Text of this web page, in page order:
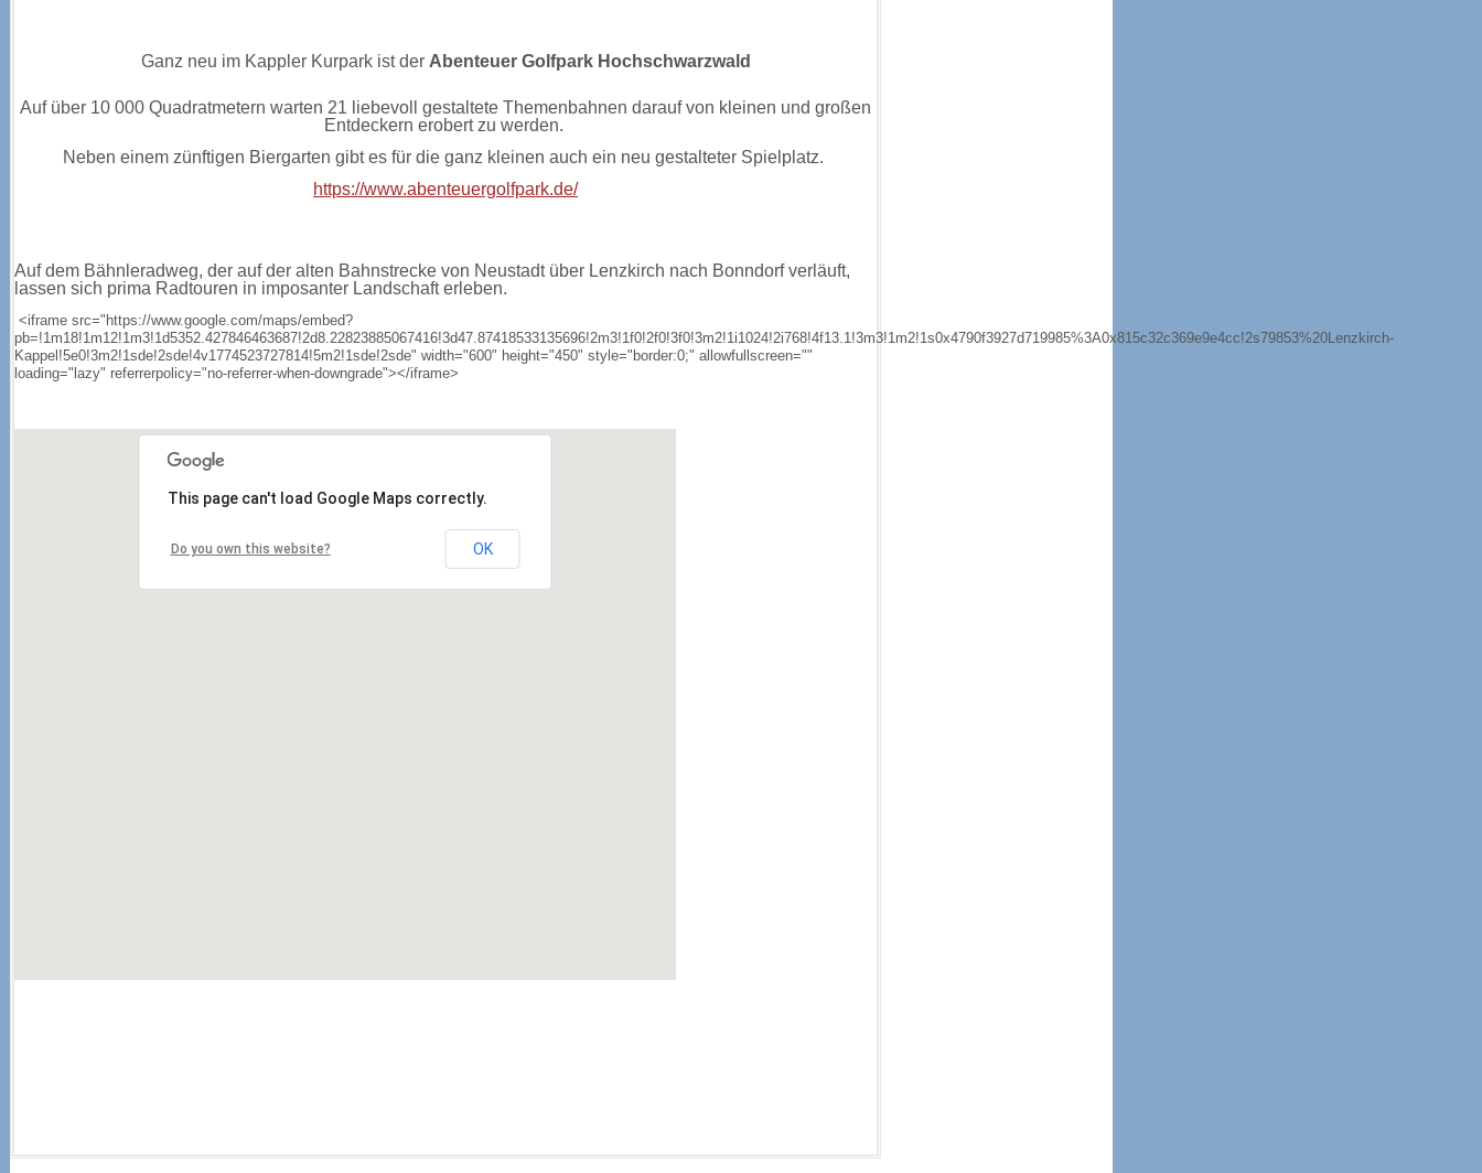
Ganz neu im Kappler Kurpark ist der Abenteuer Golfpark Hochschwarzwald
Auf über 10 000 Quadratmetern warten 21 liebevoll gestaltete Themenbahnen darauf von kleinen und großen
Entdeckern erobert zu werden.
Neben einem zünftigen Biergarten gibt es für die ganz kleinen auch ein neu gestalteter Spielplatz.
https://www.abenteuergolfpark.de/
Auf dem Bähnleradweg, der auf der alten Bahnstrecke von Neustadt über Lenzkirch nach Bonndorf verläuft,
lassen sich prima Radtouren in imposanter Landschaft erleben.
<iframe src="https://www.google.com/maps/embed?
pb=!1m18!1m12!1m3!1d5352.427846463687!2d8.22823885067416!3d47.87418533135696!2m3!1f0!2f0!3f0!3m2!1i1024!2i768!4f13.1!3m3!1m2!1s0x4790f3927d719985%3A0x815c32c369e9e4cc!2s79853%20Lenzkirch-
Kappel!5e0!3m2!1sde!2sde!4v1774523727814!5m2!1sde!2sde" width="600" height="450" style="border:0;" allowfullscreen=""
loading="lazy" referrerpolicy="no-referrer-when-downgrade"></iframe>
This page can't load Google Maps correctly.
Do you own this website? OK